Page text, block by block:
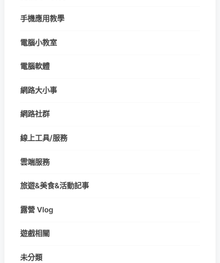
手機應用教學
電腦小教室
電腦軟體
網路大小事
網路社群
線上工具/服務
雲端服務
旅遊&美食&活動記事
露營 Vlog
遊戲相關
未分類